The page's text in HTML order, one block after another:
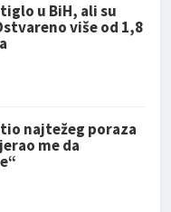
u BiH, ali su
više od 1,8
najtežeg poraza
me da